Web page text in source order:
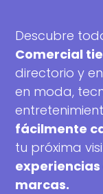
Descubre
Comercial
directorio y
en moda,
fácilmente
tu próxima
marcas.